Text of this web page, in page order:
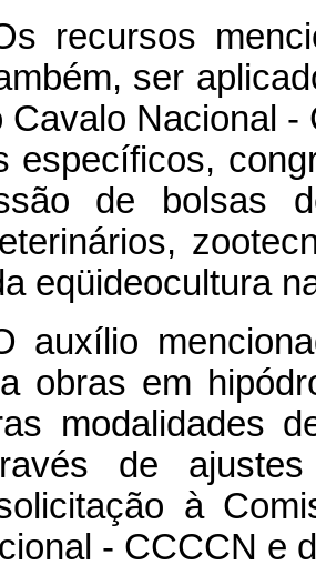
recursos
ser
Cavalo Nacional
específicos,
de bolsas
eqüideocultura
auxílio
obras em
modalidades
de
à
- CCCCN e